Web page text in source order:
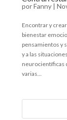
porFanny|
Encontrar y
bienestar
pensamientos y
y a las
neurocientíficas
varias...